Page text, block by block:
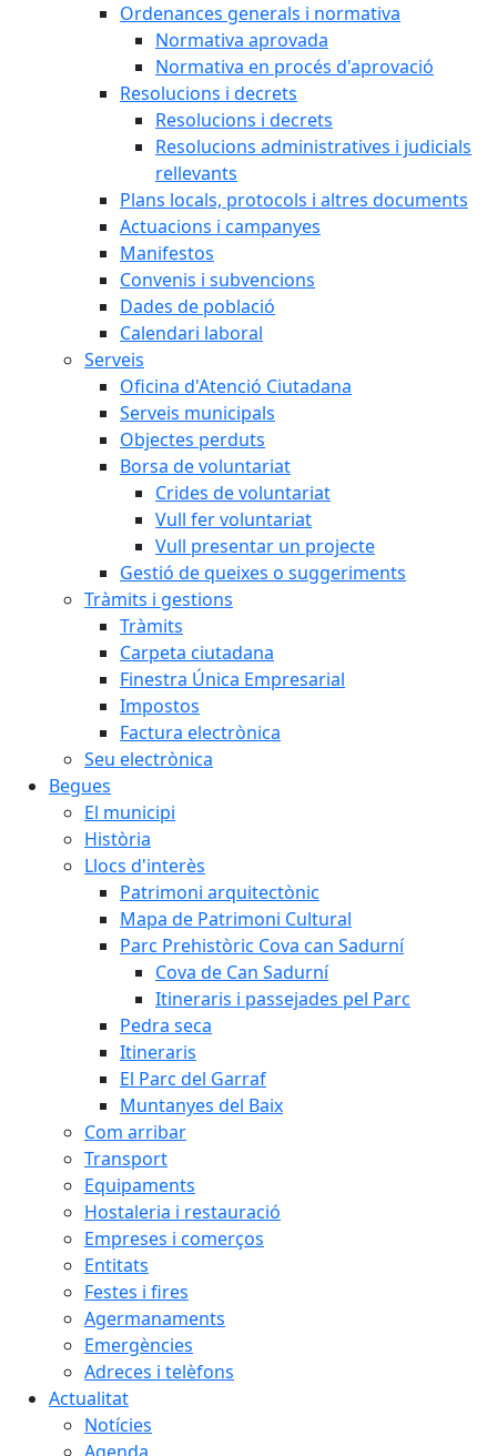
Ordenances generals i normativa
Normativa aprovada
Normativa en procés d'aprovació
Resolucions i decrets
Resolucions i decrets
Resolucions administratives i judicials
rellevants
Plans locals, protocols i altres documents
Actuacions i campanyes
Manifestos
Convenis i subvencions
Dades de població
Calendari laboral
Serveis
Oficina d'Atenció Ciutadana
Serveis municipals
Objectes perduts
Borsa de voluntariat
Crides de voluntariat
Vull fer voluntariat
Vull presentar un projecte
Gestió de queixes o suggeriments
Tràmits i gestions
Tràmits
Carpeta ciutadana
Finestra Única Empresarial
Impostos
Factura electrònica
Seu electrònica
Begues
El municipi
Història
Llocs d'interès
Patrimoni arquitectònic
Mapa de Patrimoni Cultural
Parc Prehistòric Cova can Sadurní
Cova de Can Sadurní
Itineraris i passejades pel Parc
Pedra seca
Itineraris
El Parc del Garraf
Muntanyes del Baix
Com arribar
Transport
Equipaments
Hostaleria i restauració
Empreses i comerços
Entitats
Festes i fires
Agermanaments
Emergències
Adreces i telèfons
Actualitat
Notícies